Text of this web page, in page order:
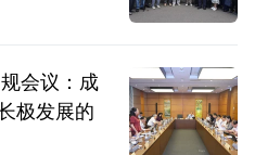
会议：成
极发展的